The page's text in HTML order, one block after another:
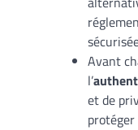
Avant
l’
et de
protéger